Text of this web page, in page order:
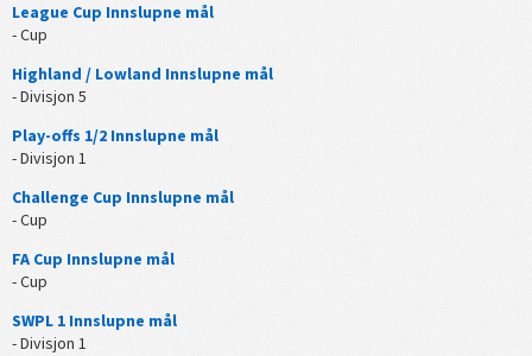
League Cup Innslupne mål
- Cup
Highland / Lowland Innslupne mål
- Divisjon 5
Play-offs 1/2 Innslupne mål
- Divisjon 1
Challenge Cup Innslupne mål
- Cup
FA Cup Innslupne mål
- Cup
SWPL 1 Innslupne mål
- Divisjon 1